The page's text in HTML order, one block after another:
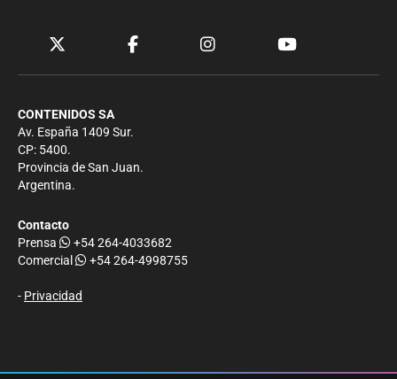
CONTENIDOS SA
Av. España 1409 Sur.
CP: 5400.
Provincia de San Juan.
Argentina.
Contacto
Prensa
+54 264-4033682
Comercial
+54 264-4998755
- Privacidad